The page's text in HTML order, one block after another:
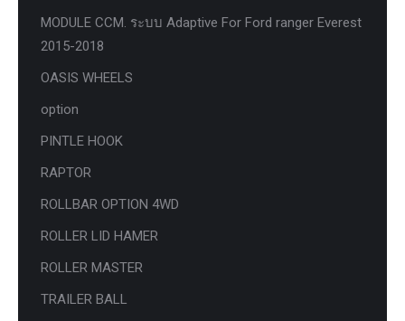
MODULE CCM. ระบบ Adaptive For Ford ranger Everest
2015-2018
OASIS WHEELS
option
PINTLE HOOK
RAPTOR
ROLLBAR OPTION 4WD
ROLLER LID HAMER
ROLLER MASTER
TRAILER BALL